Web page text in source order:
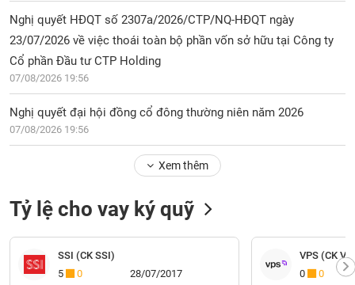
Nghị quyết HĐQT số 2307a/2026/CTP/NQ-HĐQT ngày
23/07/2026 về việc thoái toàn bộ phần vốn sở hữu tại Công ty
Cổ phần Đầu tư CTP Holding
07/08/2026 19:56
Nghị quyết đại hội đồng cổ đông thường niên năm 2026
07/08/2026 19:56
Xem thêm
Tỷ lệ cho vay ký quỹ
SSI (CK SSI)
5
0 28/07/2017
VPS (CK
0
0